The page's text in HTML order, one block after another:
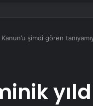
Kanun’u şimdi gören